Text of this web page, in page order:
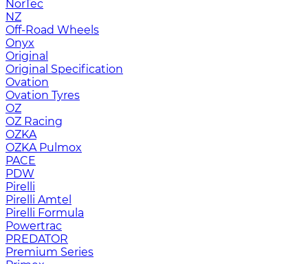
NorTec
NZ
Off-Road Wheels
Onyx
Original
Original Specification
Ovation
Ovation Tyres
OZ
OZ Racing
OZKA
OZKA Pulmox
PACE
PDW
Pirelli
Pirelli Amtel
Pirelli Formula
Powertrac
PREDATOR
Premium Series